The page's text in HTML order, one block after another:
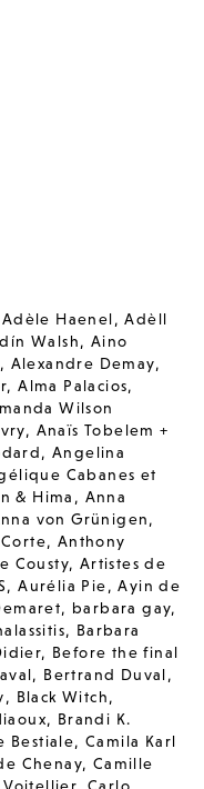
Adèle Haenel,Adèll
Walsh, Aino
, Alexandre Demay,
,Alma Palacios,
Wilson
, Anaïs Tobelem +
,Angelina
Cabanes et
& Hima , Anna
von Grünigen,
, Anthony
Cousty, Artistes de
,Aurélia Pie,Ayin de
, barbara gay,
, Barbara
, Before the final
, Bertrand Duval,
, Black Witch,
, Brandi K.
Bestiale,Camila Karl
Chenay, Camille